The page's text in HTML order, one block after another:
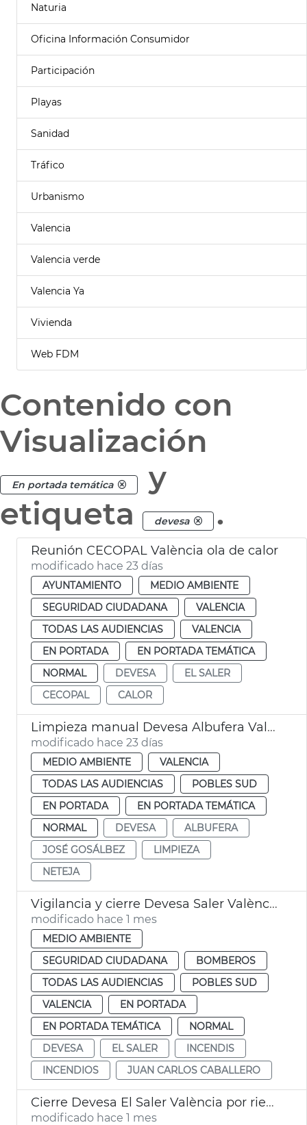
Naturia
Oficina Información Consumidor
Participación
Playas
Sanidad
Tráfico
Urbanismo
Valencia
Valencia verde
Valencia Ya
Vivienda
Web FDM
Contenido con
Visualización
En portada temática
y
etiqueta
devesa .
Reunión CECOPAL València ola de calor
modificado hace 23 días
AYUNTAMIENTO
MEDIO AMBIENTE
SEGURIDAD CIUDADANA
VALENCIA
TODAS LAS AUDIENCIAS
VALENCIA
EN PORTADA
EN PORTADA TEMÁTICA
NORMAL
DEVESA
EL SALER
CECOPAL
CALOR
Limpieza manual Devesa Albufera València
modificado hace 23 días
MEDIO AMBIENTE
VALENCIA
TODAS LAS AUDIENCIAS
POBLES SUD
EN PORTADA
EN PORTADA TEMÁTICA
NORMAL
DEVESA
ALBUFERA
JOSÉ GOSÁLBEZ
LIMPIEZA
NETEJA
Vigilancia y cierre Devesa Saler València por calor
modificado hace 1 mes
MEDIO AMBIENTE
SEGURIDAD CIUDADANA
BOMBEROS
TODAS LAS AUDIENCIAS
POBLES SUD
VALENCIA
EN PORTADA
EN PORTADA TEMÁTICA
NORMAL
DEVESA
EL SALER
INCENDIS
INCENDIOS
JUAN CARLOS CABALLERO
Cierre Devesa El Saler València por riesgo incendios
modificado hace 1 mes